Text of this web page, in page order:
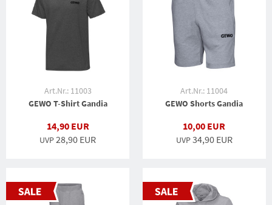
Art.Nr.: 11003
GEWO T-Shirt Gandia
14,90 EUR
UVP28,90 EUR
Art.Nr.: 11004
GEWO Shorts Gandia
10,00 EUR
UVP34,90 EUR